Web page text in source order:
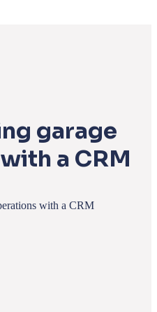
garage
a CRM
with a CRM